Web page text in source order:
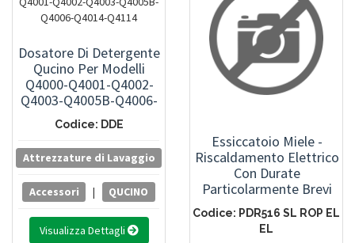
Dosatore Di Detergente
Qucino Per Modelli
Q4000-Q4001-Q4002-
Q4003-Q4005B-Q4006-
Q4014-Q4114
Codice: DDE
Attrezzature di Lavaggio
Accessori | QUCINO
Visualizza Dettagli
Essiccatoio Miele -
Riscaldamento Elettrico
Con Durate
Particolarmente Brevi
Dei Programmi - Resa
16,0 Kg
Codice: PDR516 SL ROP EL
EL